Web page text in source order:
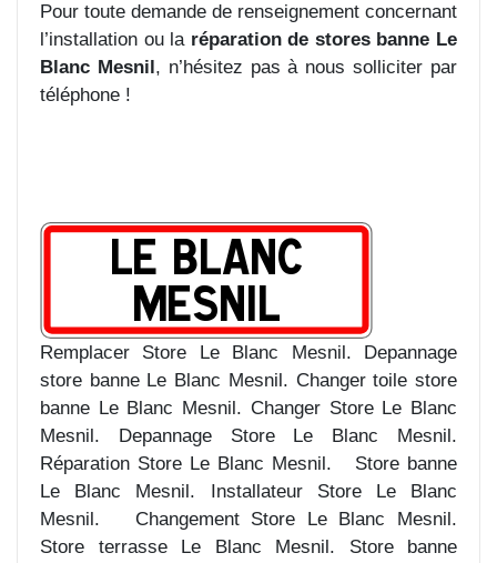
Pour toute demande de renseignement concernant
l’installation ou la réparation de stores banne Le
Blanc Mesnil, n’hésitez pas à nous solliciter par
téléphone !
Remplacer Store Le Blanc Mesnil. Depannage
store banne Le Blanc Mesnil. Changer toile store
banne Le Blanc Mesnil. Changer Store Le Blanc
Mesnil. Depannage Store Le Blanc Mesnil.
Réparation Store Le Blanc Mesnil. Store banne
Le Blanc Mesnil. Installateur Store Le Blanc
Mesnil. Changement Store Le Blanc Mesnil.
Store terrasse Le Blanc Mesnil. Store banne